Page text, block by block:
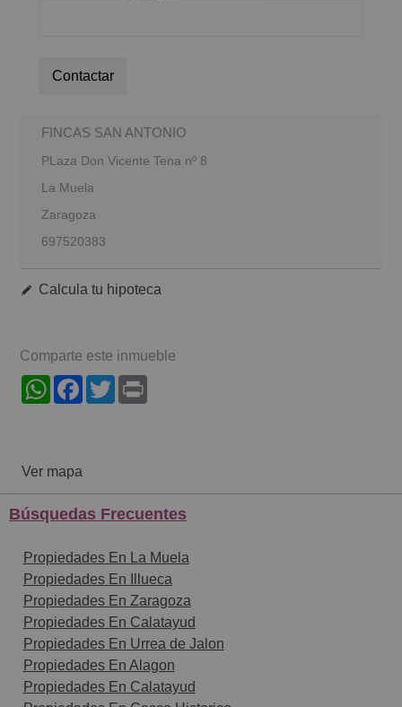
Contactar
FINCAS SAN ANTONIO
PLaza Don Vicente Tena nº 8
La Muela
Zaragoza
697520383
Calcula tu hipoteca
Comparte este inmueble
WhatsAppFacebook
Twitter
Ver mapa
Búsquedas Frecuentes
Propiedades En La Muela
Propiedades En Illueca
Propiedades En Zaragoza
Propiedades En Calatayud
Propiedades En Urrea de Jalon
Propiedades En Alagon
Propiedades En Calatayud